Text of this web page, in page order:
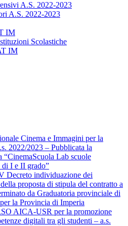
A.S. 2022-2023
A.S. 2022-2023
IM
Scolastiche
IM
Cinema e Immagini per la
2022/2023 – Pubblicata la
“CinemaScuola Lab scuole
di I e II grado”
Decreto individuazione dei
proposta di stipula del contratto a
da Graduatoria provinciale di
la Provincia di Imperia
AICA-USR per la promozione
digitali tra gli studenti – a.s.